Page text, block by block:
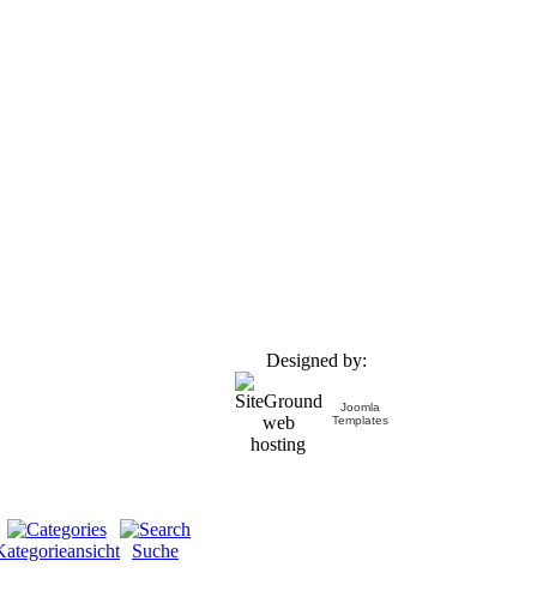
Designed by:
Joomla
Templates
Suche